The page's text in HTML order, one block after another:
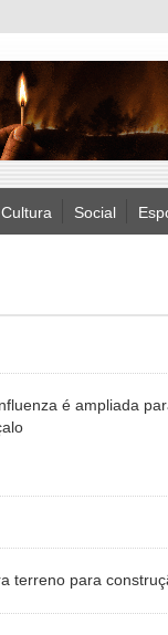
Cultura Social
é ampliada
terreno para